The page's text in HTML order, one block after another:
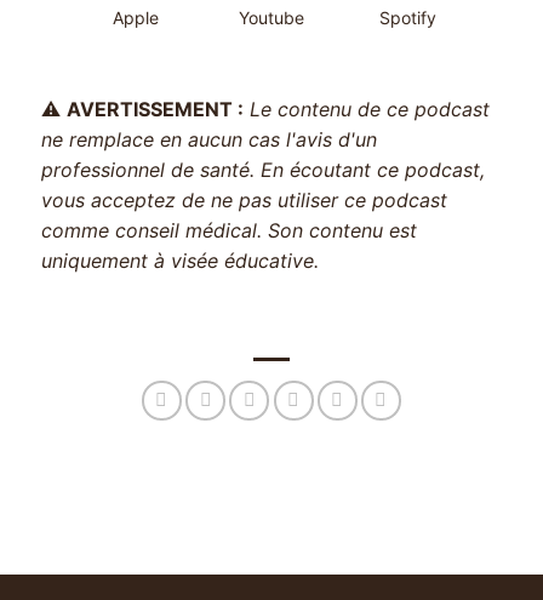
Apple Youtube Spotify
⚠️ AVERTISSEMENT : Le contenu de ce podcast
ne remplace en aucun cas l'avis d'un
professionnel de santé. En écoutant ce podcast,
vous acceptez de ne pas utiliser ce podcast
comme conseil médical. Son contenu est
uniquement à visée éducative.